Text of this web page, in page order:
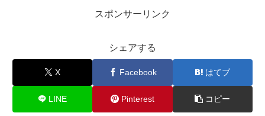
スポンサーリンク
シェアする
X Facebook はてブ
LINE Pinterest コピー